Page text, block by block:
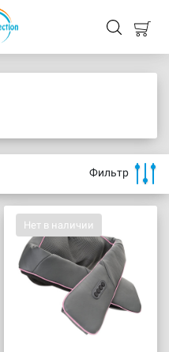
Фильтр
Нет в наличии